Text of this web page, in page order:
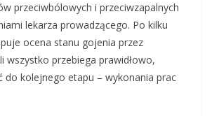
przeciwbólowych i przeciwzapalnych
lekarza prowadzącego. Po kilku
ocena stanu gojenia przez
wszystko przebiega prawidłowo,
do kolejnego etapu – wykonania prac